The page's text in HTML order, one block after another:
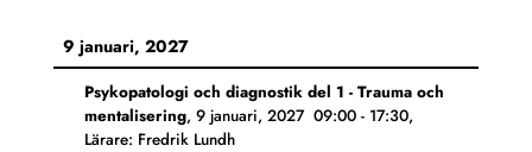
9 januari, 2027
Psykopatologi och diagnostik del 1 - Trauma och
mentalisering, 9 januari, 2027 09:00- 17:30,
Lärare: Fredrik Lundh